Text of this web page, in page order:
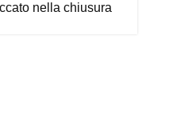
nella chiusura